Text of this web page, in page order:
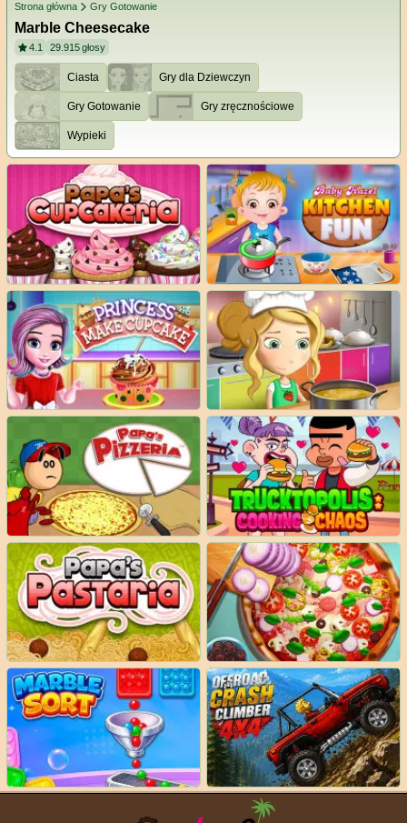
Strona główna Gry Gotowanie
Marble Cheesecake
4.1 29.915głosy
Ciasta Gry dla Dziewczyn
Gry Gotowanie Gry zręcznościowe
Wypieki